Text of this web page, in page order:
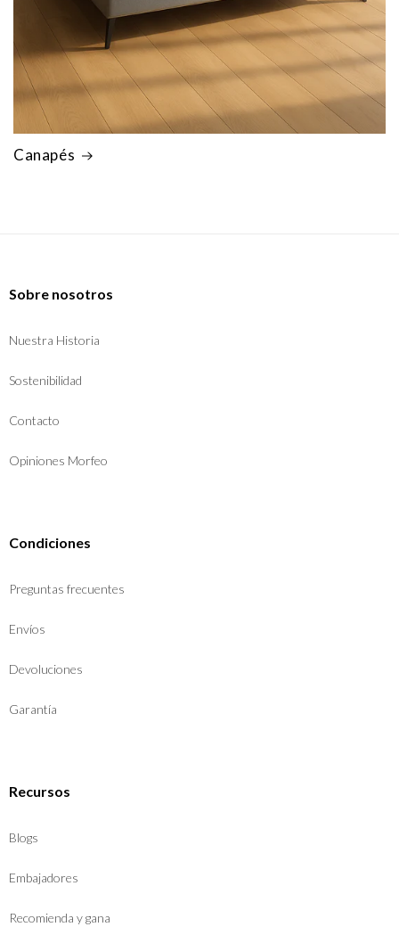
Canapés
Sobre nosotros
Nuestra Historia
Sostenibilidad
Contacto
Opiniones Morfeo
Condiciones
Preguntas frecuentes
Envíos
Devoluciones
Garantía
Recursos
Blogs
Embajadores
Recomienda y gana